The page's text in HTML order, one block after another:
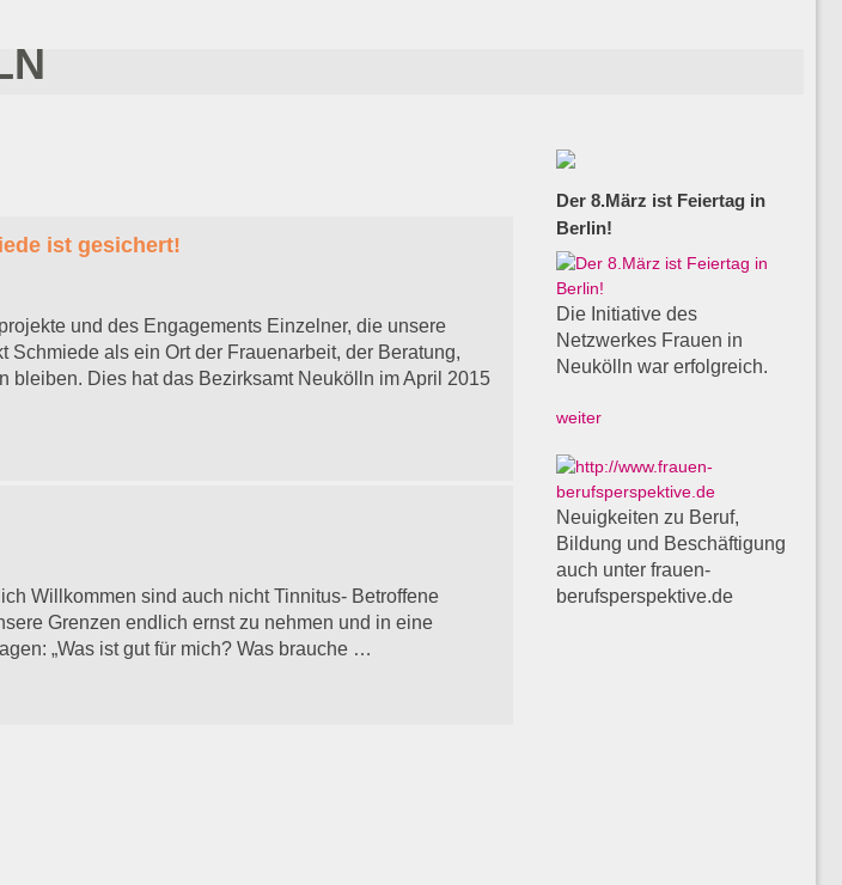
ist gesichert!
und des Engagements Einzelner, die unsere
Schmiede als ein Ort der Frauenarbeit, der Beratung,
bleiben. Dies hat das Bezirksamt Neukölln im April 2015
Willkommen sind auch nicht Tinnitus- Betroffene
Grenzen endlich ernst zu nehmen und in eine
„Was ist gut für mich? Was brauche …
Der 8.März ist Feiertag in
Berlin!
Die Initiative des
Netzwerkes Frauen in
Neukölln war erfolgreich.
weiter
Neuigkeiten zu Beruf,
Bildung und Beschäftigung
auch unter frauen-
berufsperspektive.de